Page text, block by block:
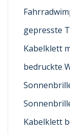
gepresste
Kabelklett
bedruckte
Kabelklett